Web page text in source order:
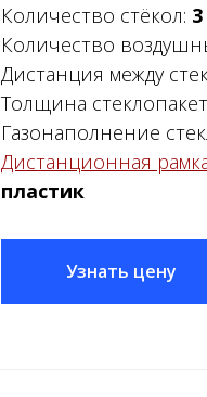
Количество стёкол: 3
Количество
Дистанция между
Толщина
Газонаполнение
Дистанционная
пластик
Узнать цену